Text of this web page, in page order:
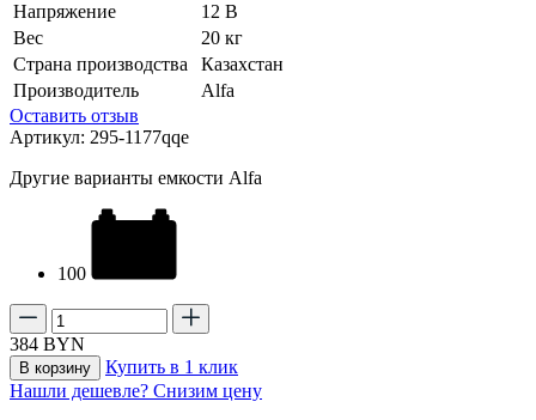
Напряжение
12 В
Вес
20 кг
Страна производства
Казахстан
Производитель
Alfa
Оставить отзыв
Артикул: 295-1177qqe
Другие варианты емкости Alfa
100
384 BYN
В корзину
Купить в 1 клик
Нашли дешевле? Снизим цену